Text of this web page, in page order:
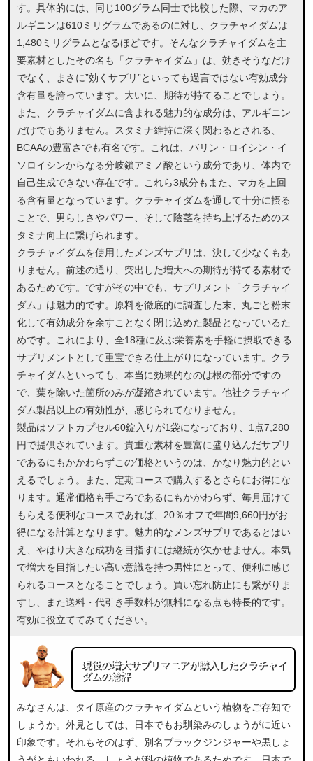
す。具体的には、同じ100グラム同士で比較した際、マカのア
ルギニンは610ミリグラムであるのに対し、クラチャイダムは
1,480ミリグラムとなるほどです。そんなクラチャイダムを主
要素材としたその名も「クラチャイダム」は、効きそうなだけ
でなく、まさに”効くサプリ”といっても過言ではない有効成分
含有量を誇っています。大いに、期待が持てることでしょう。
また、クラチャイダムに含まれる魅力的な成分は、アルギニン
だけでもありません。スタミナ維持に深く関わるとされる、
BCAAの豊富さでも有名です。これは、バリン・ロイシン・イ
ソロイシンからなる分岐鎖アミノ酸という成分であり、体内で
自己生成できない存在です。これら3成分もまた、マカを上回
る含有量となっています。クラチャイダムを通して十分に摂る
ことで、男らしさやパワー、そして陰茎を持ち上げるためのス
タミナ向上に繋げられます。
クラチャイダムを使用したメンズサプリは、決して少なくもあ
りません。前述の通り、突出した増大への期待が持てる素材で
あるためです。ですがその中でも、サプリメント「クラチャイ
ダム」は魅力的です。原料を徹底的に調査した末、丸ごと粉末
化して有効成分を余すことなく閉じ込めた製品となっているた
めです。これにより、全18種に及ぶ栄養素を手軽に摂取できる
サプリメントとして重宝できる仕上がりになっています。クラ
チャイダムといっても、本当に効果的なのは根の部分ですの
で、葉を除いた箇所のみが凝縮されています。他社クラチャイ
ダム製品以上の有効性が、感じられてなりません。
製品はソフトカプセル60錠入りが1袋になっており、1点7,280
円で提供されています。貴重な素材を豊富に盛り込んだサプリ
であるにもかかわらずこの価格というのは、かなり魅力的とい
えるでしょう。また、定期コースで購入するとさらにお得にな
ります。通常価格も手ごろであるにもかかわらず、毎月届けて
もらえる便利なコースであれば、20％オフで年間9,660円がお
得になる計算となります。魅力的なメンズサプリであるとはい
え、やはり大きな成功を目指すには継続が欠かせません。本気
で増大を目指したい高い意識を持つ男性にとって、便利に感じ
られるコースとなることでしょう。買い忘れ防止にも繋がりま
すし、また送料・代引き手数料が無料になる点も特長的です。
有効に役立ててみてください。
現役の増大サプリマニアが購入したクラチャイ
ダムの総評
みなさんは、タイ原産のクラチャイダムという植物をご存知で
しょうか。外見としては、日本でもお馴染みのしょうがに近い
印象です。それもそのはず、別名ブラックジンジャーや黒しょ